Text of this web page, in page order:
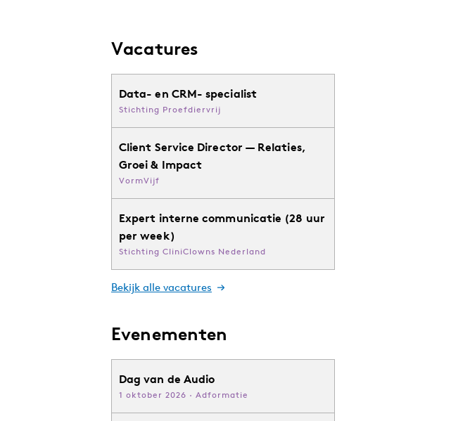
Vacatures
Data- en CRM- specialist
Stichting Proefdiervrij
Client Service Director — Relaties,
Groei & Impact
VormVijf
Expert interne communicatie (28 uur
per week)
Stichting CliniClowns Nederland
Bekijk alle vacatures
Evenementen
Dag van de Audio
1 oktober 2026 · Adformatie